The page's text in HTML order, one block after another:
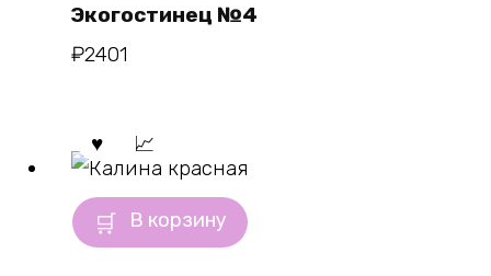
Экогостинец №4
₽2401
В корзину